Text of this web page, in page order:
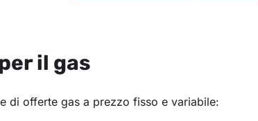
il gas
di offerte gas a prezzo fisso e variabile: